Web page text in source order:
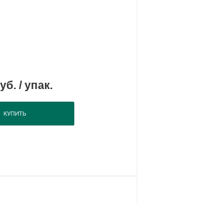
/ упак.
КУПИТЬ